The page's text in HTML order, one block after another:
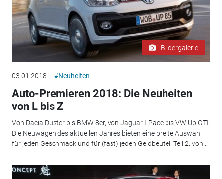
Bildergalerie
03.01.2018 #Neuheiten
Auto-Premieren 2018: Die Neuheiten
von L bis Z
Von Dacia Duster bis BMW 8er, von Jaguar I-Pace bis VW Up GTI:
Die Neuwagen des aktuellen Jahres bieten eine breite Auswahl
für jeden Geschmack und für (fast) jeden Geldbeutel. Teil 2: von...